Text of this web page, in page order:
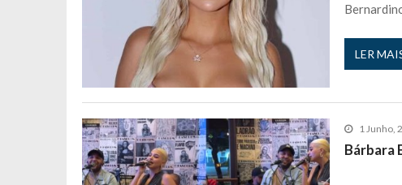
LER
1 Junho,
Bárbara